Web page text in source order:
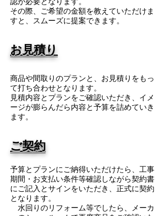
その際、ご希望の金額を教えていただけま
すと、スムーズに提案できます。
お見積り
商品や間取りのプランと、お見積りをもっ
て打ち合わせとなります。
見積内容とプランをご確認いただき、イメ
ージが膨らんだら内容と予算を詰めていき
ます。
ご契約
予算とプランにご納得いただけたら、工事
期間・お支払い条件等確認しながら契約書
にご記入とサインをいただき、正式に契約
となります。
水回りのリフォーム等でしたら、メーカ